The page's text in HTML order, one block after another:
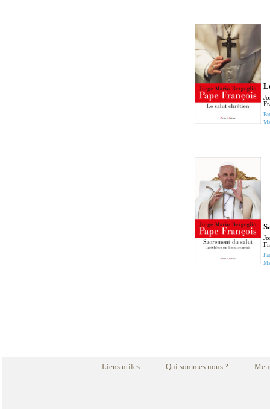
Liens utiles Qui sommes nous ?